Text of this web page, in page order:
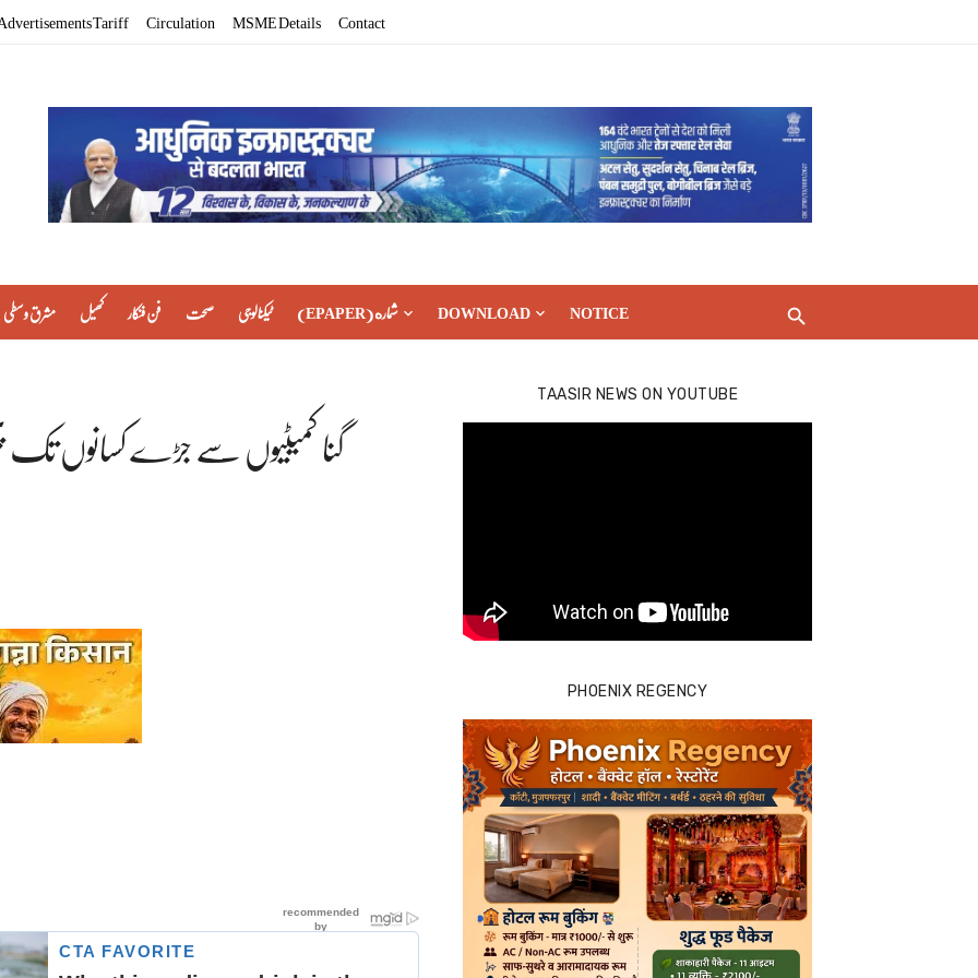
Tariff Circulation MSME Details Contact
مشرق وسطی کھیل فن فنکار صحت ٹیکنالوجی (EPAPER) شماره DOWNLOAD NOTICE
گنا کمیٹیوں سے جڑے کسانوں تک
TAASIR NEWS ON YOUTUBE
PHOENIX REGENCY